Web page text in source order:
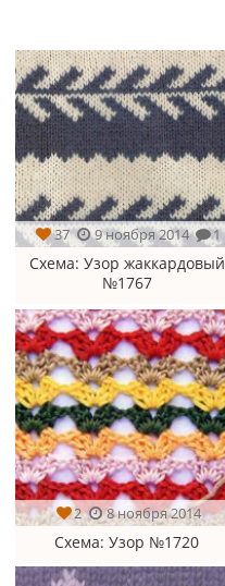
37 9 ноября 2014 1
Схема: Узор жаккардовый
№1767
2 8 ноября 2014
Схема: Узор №1720